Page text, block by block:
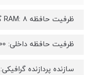
ظرفیت حافظه RAM: 8 گیگابایت
ظرفیت حافظه داخلی: 300
سازنده پردازنده گرافیکی: Intel